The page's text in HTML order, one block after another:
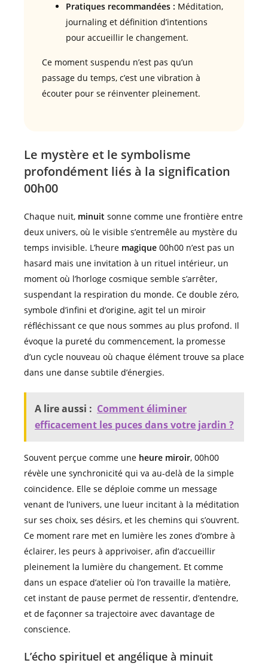
Pratiques recommandées : Méditation,
journaling et définition d’intentions
pour accueillir le changement.
Ce moment suspendu n’est pas qu’un
passage du temps, c’est une vibration à
écouter pour se réinventer pleinement.
Le mystère et le symbolisme
profondément liés à la signification
00h00
Chaque nuit, minuit sonne comme une frontière entre
deux univers, où le visible s’entremêle au mystère du
temps invisible. L’heure magique 00h00 n’est pas un
hasard mais une invitation à un rituel intérieur, un
moment où l’horloge cosmique semble s’arrêter,
suspendant la respiration du monde. Ce double zéro,
symbole d’infini et d’origine, agit tel un miroir
réfléchissant ce que nous sommes au plus profond. Il
évoque la pureté du commencement, la promesse
d’un cycle nouveau où chaque élément trouve sa place
dans une danse subtile d’énergies.
A lire aussi : Comment éliminer
efficacement les puces dans votre jardin ?
Souvent perçue comme une heure miroir, 00h00
révèle une synchronicité qui va au-delà de la simple
coïncidence. Elle se déploie comme un message
venant de l’univers, une lueur incitant à la méditation
sur ses choix, ses désirs, et les chemins qui s’ouvrent.
Ce moment rare met en lumière les zones d’ombre à
éclairer, les peurs à apprivoiser, afin d’accueillir
pleinement la lumière du changement. Et comme
dans un espace d’atelier où l’on travaille la matière,
cet instant de pause permet de ressentir, d’entendre,
et de façonner sa trajectoire avec davantage de
conscience.
L’écho spirituel et angélique à minuit